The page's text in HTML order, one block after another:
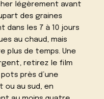
légèrement avant
des graines
dans les 7 à 10 jours
au chaud, mais
plus de temps. Une
retirez le film
près d’une
ou au sud, en